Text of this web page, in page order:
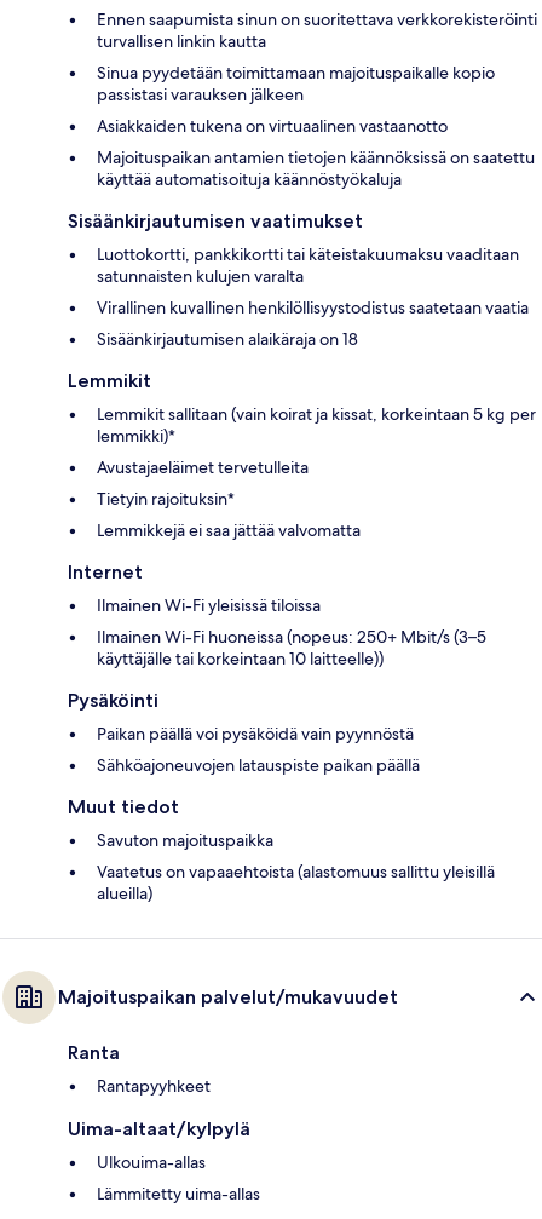
Ennen saapumista sinun on suoritettava verkkorekisteröinti
turvallisen linkin kautta
Sinua pyydetään toimittamaan majoituspaikalle kopio
passistasi varauksen jälkeen
Asiakkaiden tukena on virtuaalinen vastaanotto
Majoituspaikan antamien tietojen käännöksissä on saatettu
käyttää automatisoituja käännöstyökaluja
Sisäänkirjautumisen vaatimukset
Luottokortti, pankkikortti tai käteistakuumaksu vaaditaan
satunnaisten kulujen varalta
Virallinen kuvallinen henkilöllisyystodistus saatetaan vaatia
Sisäänkirjautumisen alaikäraja on 18
Lemmikit
Lemmikit sallitaan (vain koirat ja kissat, korkeintaan 5 kg per
lemmikki)*
Avustajaeläimet tervetulleita
Tietyin rajoituksin*
Lemmikkejä ei saa jättää valvomatta
Internet
Ilmainen Wi-Fi yleisissä tiloissa
Ilmainen Wi-Fi huoneissa (nopeus: 250+ Mbit/s (3–5
käyttäjälle tai korkeintaan 10 laitteelle))
Pysäköinti
Paikan päällä voi pysäköidä vain pyynnöstä
Sähköajoneuvojen latauspiste paikan päällä
Muut tiedot
Savuton majoituspaikka
Vaatetus on vapaaehtoista (alastomuus sallittu yleisillä
alueilla)
Majoituspaikan palvelut/mukavuudet
Ranta
Rantapyyhkeet
Uima-altaat/kylpylä
Ulkouima-allas
Lämmitetty uima-allas